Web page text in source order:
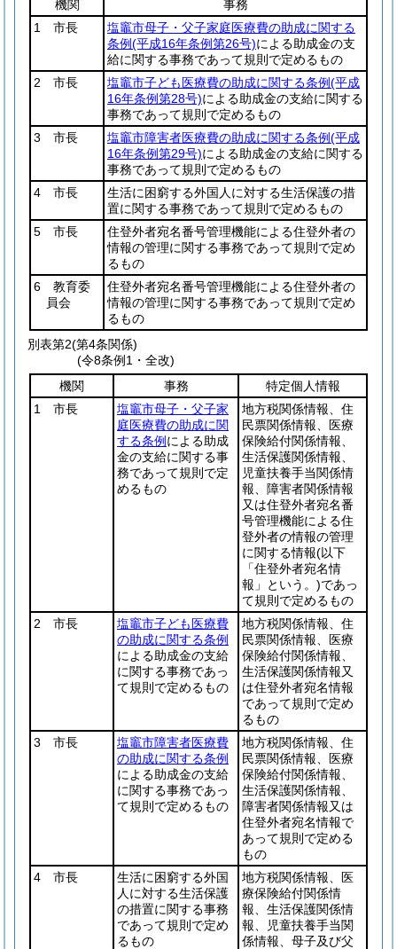
機関
事務
1 市長
塩竈市母子・父子家庭医療費の助成に関する
条例(平成16年条例第26号)による助成金の支
給に関する事務であって規則で定めるもの
2 市長
塩竈市子ども医療費の助成に関する条例(平成
16年条例第28号)による助成金の支給に関する
事務であって規則で定めるもの
3 市長
塩竈市障害者医療費の助成に関する条例(平成
16年条例第29号)による助成金の支給に関する
事務であって規則で定めるもの
4 市長
生活に困窮する外国人に対する生活保護の措
置に関する事務であって規則で定めるもの
5 市長
住登外者宛名番号管理機能による住登外者の
情報の管理に関する事務であって規則で定め
るもの
6 教育委
員会
住登外者宛名番号管理機能による住登外者の
情報の管理に関する事務であって規則で定め
るもの
別表第2(第4条関係)
(令8条例1・全改)
機関
事務
特定個人情報
1 市長
塩竈市母子・父子家
庭医療費の助成に関
する条例 による助成
金の支給に関する事
務であって規則で定
めるもの
地方税関係情報、住
民票関係情報、医療
保険給付関係情報、
生活保護関係情報、
児童扶養手当関係情
報、障害者関係情報
又は住登外者宛名番
号管理機能による住
登外者の情報の管理
に関する情報(以下
「住登外者宛名情
報」という。)であっ
て規則で定めるもの
2 市長
塩竈市子ども医療費
の助成に関する条例
による助成金の支給
に関する事務であっ
て規則で定めるもの
地方税関係情報、住
民票関係情報、医療
保険給付関係情報、
生活保護関係情報又
は住登外者宛名情報
であって規則で定め
るもの
3 市長
塩竈市障害者医療費
の助成に関する条例
による助成金の支給
に関する事務であっ
て規則で定めるもの
地方税関係情報、住
民票関係情報、医療
保険給付関係情報、
生活保護関係情報、
障害者関係情報又は
住登外者宛名情報で
あって規則で定める
もの
4 市長
生活に困窮する外国
人に対する生活保護
の措置に関する事務
であって規則で定め
るもの
地方税関係情報、医
療保険給付関係情
報、生活保護関係情
報、児童扶養手当関
係情報、母子及び父